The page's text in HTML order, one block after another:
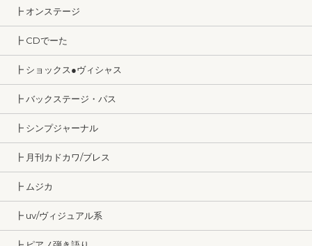
┣ オンステージ
┣ CDでーた
┣ ショックス●ヴィシャス
┣ バックステージ・パス
┣ シンプジャーナル
┣ 月刊カドカワ/ブレス
┣ ムジカ
┣ uv/ヴィジュアル系